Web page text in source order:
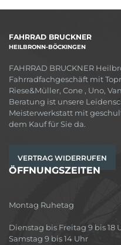
FAHRRAD BRUCKNER
HEILBRONN-BÖCKINGEN
FAHRRAD BRUCKNER
Fahrradfachgeschäft mit
Riese&Müller, Cone , Uno,
Beratung ist unsere
Meisterwerkstatt mit
dem Kauf für Sie da.
VERTRAG WIDERRUFEN
ÖFFNUNGSZEITEN
Montag Ruhetag
Dienstag bis Freitag 9 bis 18
Samstag 9 bis 14 Uhr